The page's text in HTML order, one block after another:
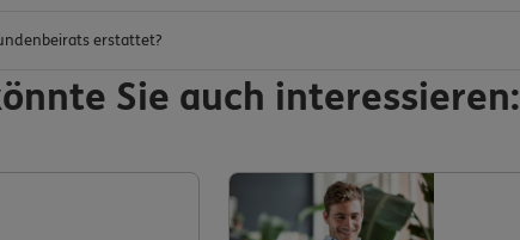
erstattet?
Sie auch interessieren: